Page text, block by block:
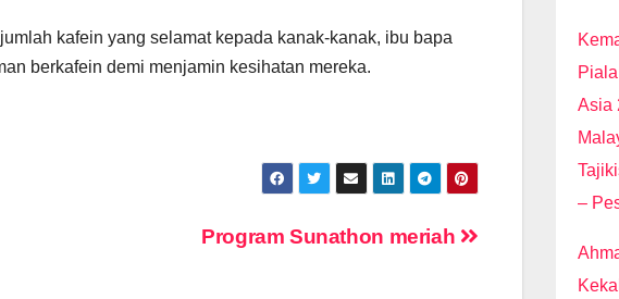
kafein yang selamat kepada kanak-kanak, ibu bapa
berkafein demi menjamin kesihatan mereka.
Program Sunathon meriah
Asia
–